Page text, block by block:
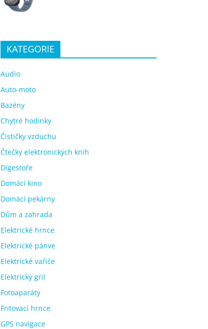
KATEGORIE
Audio
Auto-moto
Bazény
Chytré hodinky
Čističky vzduchu
Čtečky elektronických knih
Digestoře
Domácí kino
Domácí pekárny
Dům a zahrada
Elektrické hrnce
Elektrické pánve
Elektrické vařiče
Elektrický gril
Fotoaparáty
Fritovací hrnce
GPS navigace